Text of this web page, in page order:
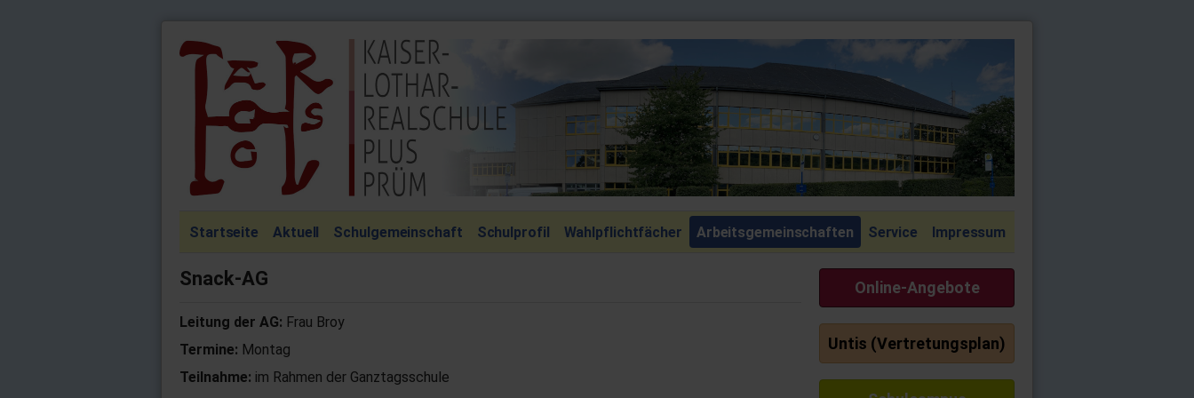
Startseite Aktuell Schulgemeinschaft Schulprofil Wahlpflichtfächer Arbeitsgemeinschaften Service Impressum
Snack-AG
Leitung der AG: Frau Broy
Termine: Montag
Teilnahme: im Rahmen der Ganztagsschule
Online-Angebote
Untis (Vertretungsplan)